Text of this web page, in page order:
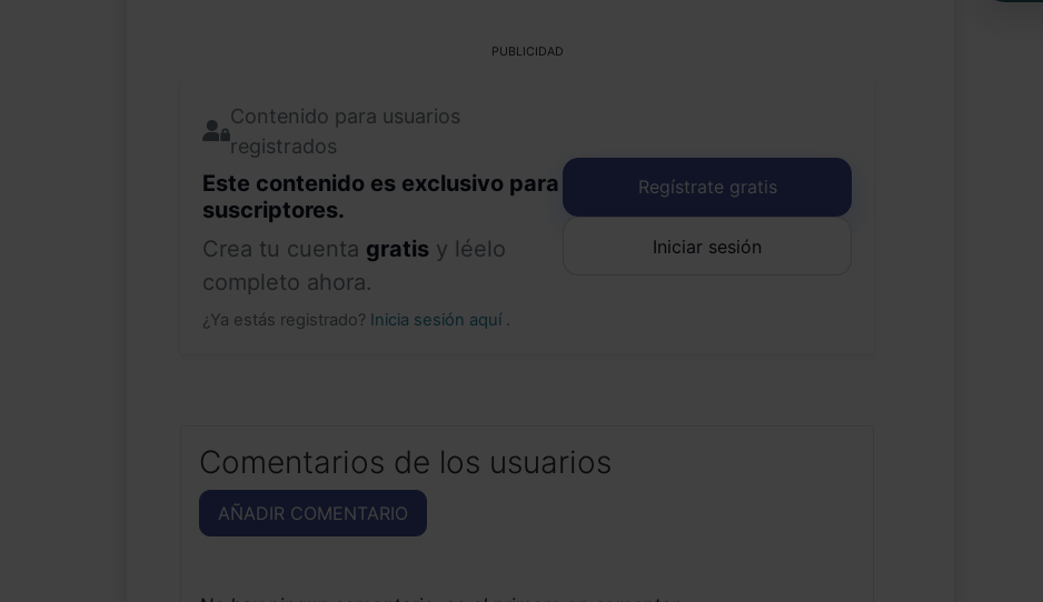
PUBLICIDAD
Contenido para usuarios
registrados
Este contenido es exclusivo para
suscriptores.
Crea tu cuenta gratis y léelo
completo ahora.
¿Ya estás registrado? Inicia sesión aquí .
Regístrate gratis
Iniciar sesión
Comentarios de los usuarios
AÑADIR COMENTARIO